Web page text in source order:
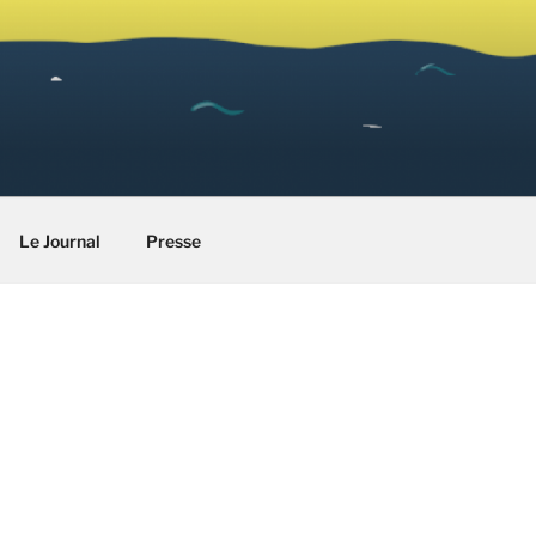
Le Journal Presse